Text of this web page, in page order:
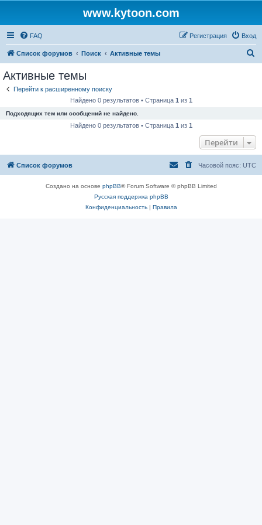
www.kytoon.com
FAQ Вход
Регистрация
Список форумов Поиск Активные темы
Активные темы
Перейти к расширенному поиску
Найдено 0 результатов • Страница 1 из 1
Подходящих тем или сообщений не найдено.
Найдено 0 результатов • Страница 1 из 1
Перейти
Список форумов Часовой пояс: UTC
Создано на основе phpBB® Forum Software © phpBB Limited
Русская поддержка phpBB
Конфиденциальность| Правила